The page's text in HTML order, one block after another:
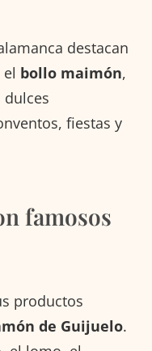
destacan
el bollo maimón,
dulces
fiestas y
famosos
productos
de Guijuelo.